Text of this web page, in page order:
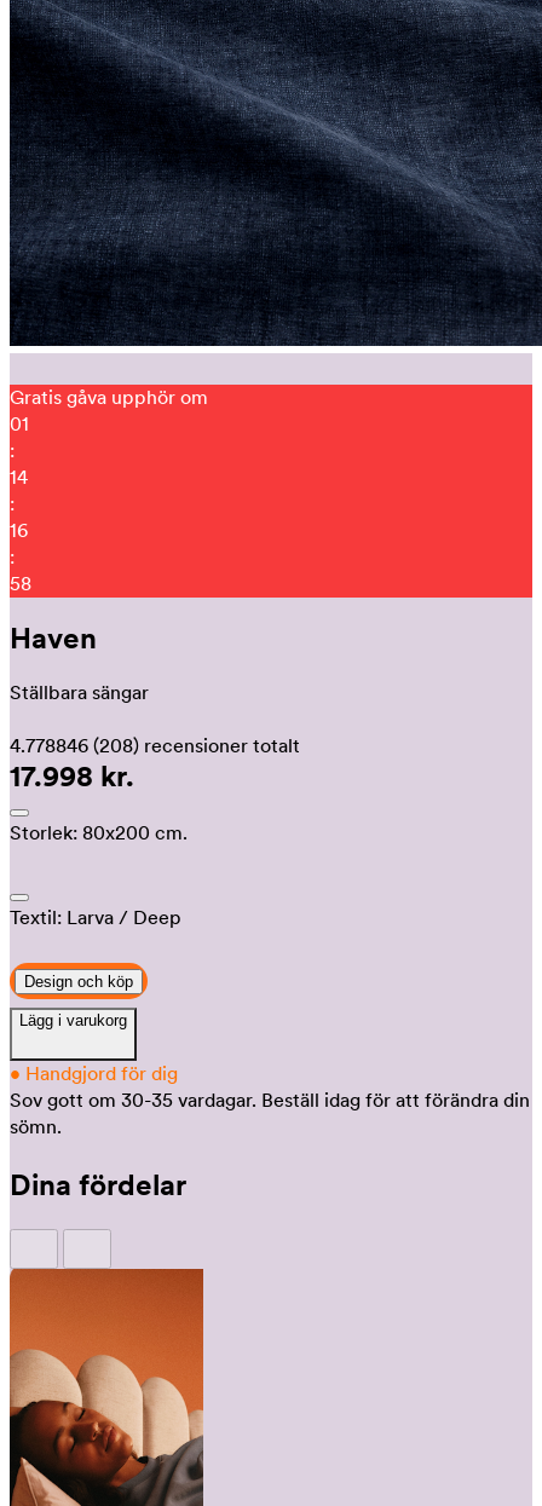
Gratis gåva upphör om
01
:
14
:
16
:
47
Haven
Ställbara sängar
4.778846 (208) recensioner totalt
17.998 kr.
Storlek: 80x200 cm.
Textil: Larva / Deep
Design och köp
Lägg i varukorg
• Handgjord för dig
Sov gott om 30-35 vardagar. Beställ idag för att förändra din
sömn.
Dina fördelar